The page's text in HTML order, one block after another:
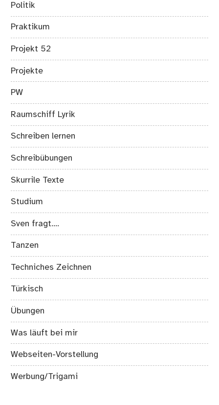
Politik
Praktikum
Projekt 52
Projekte
PW
Raumschiff Lyrik
Schreiben lernen
Schreibübungen
Skurrile Texte
Studium
Sven fragt….
Tanzen
Techniches Zeichnen
Türkisch
Übungen
Was läuft bei mir
Webseiten-Vorstellung
Werbung/Trigami